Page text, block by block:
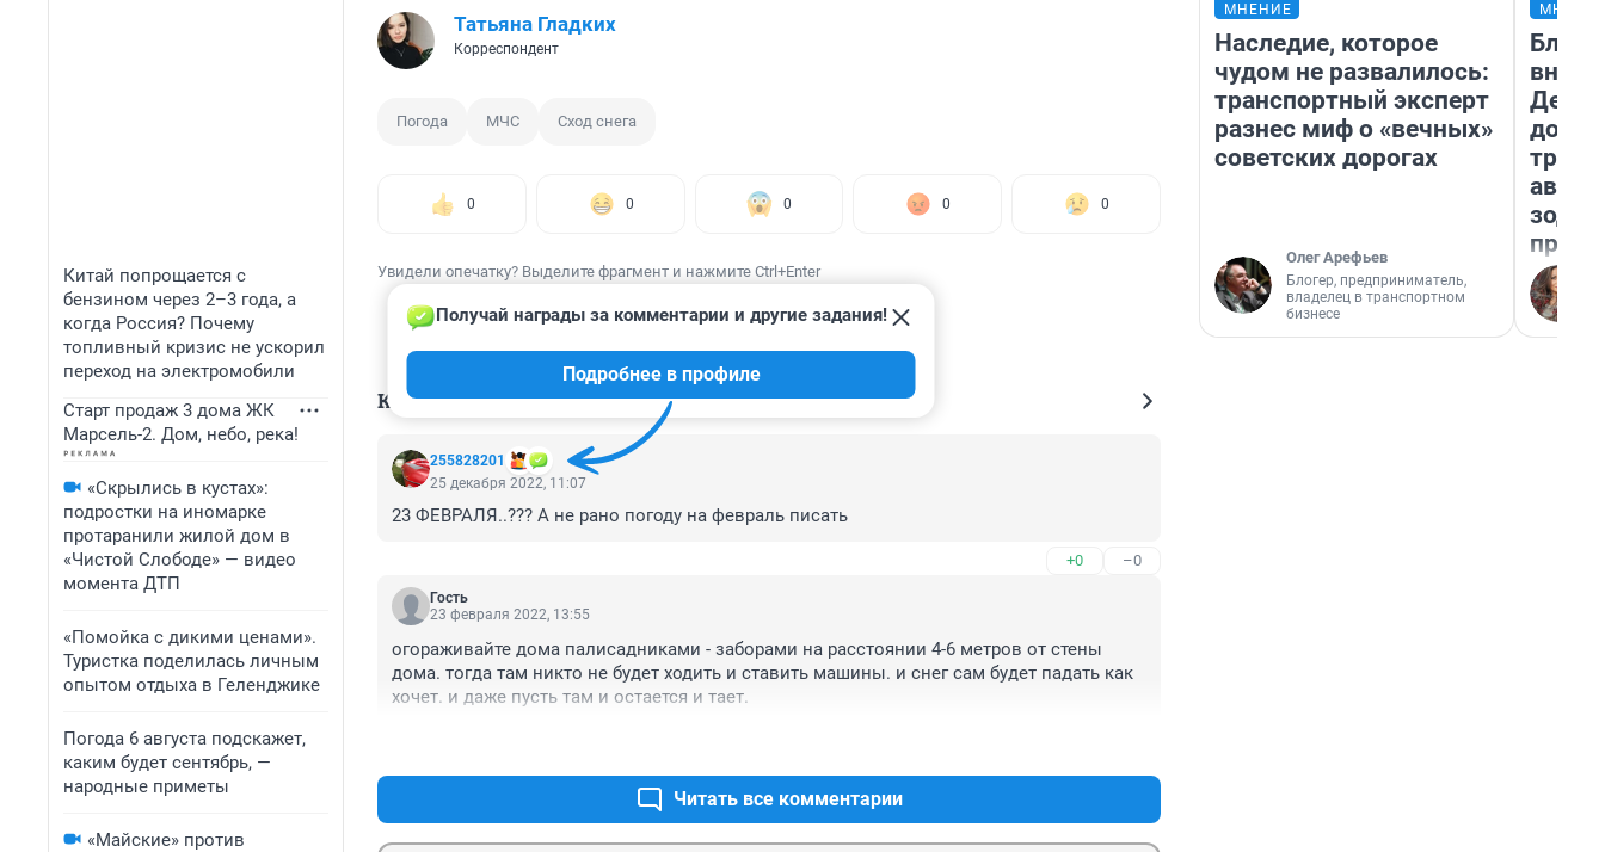
Китай попрощается с
бензином через 2–3 года, а
когда Россия? Почему
топливный кризис не ускорил
переход на электромобили
Старт продаж 3 дома ЖК
Марсель-2. Дом, небо, река!
«Скрылись в кустах»:
подростки на иномарке
протаранили жилой дом в
«Чистой Слободе» — видео
момента ДТП
«Помойка с дикими ценами».
Туристка поделилась личным
опытом отдыха в Геленджике
Погода 6 августа подскажет,
каким будет сентябрь, —
народные приметы
«Майские» против
Татьяна Гладких
Корреспондент
Погода МЧС Сход снега
0 0 0 0 0
Увидели опечатку? Выделите фрагмент и нажмите Ctrl+Enter
КОММЕНТАРИИ 19
255828201
Получай награды за комментарии и другие задания!
Подробнее в профиле
25 декабря 2022, 11:07
23 ФЕВРАЛЯ..??? А не рано погоду на февраль писать
+0 –0
Гость
23 февраля 2022, 13:55
огораживайте дома палисадниками - заборами на расстоянии 4-6 метров от стены
дома. тогда там никто не будет ходить и ставить машины. и снег сам будет падать как
хочет. и даже пусть там и остается и тает.
Читать все комментарии
МНЕНИЕ
Наследие, которое
чудом не развалилось:
транспортный эксперт
разнес миф о «вечных»
советских дорогах
Олег Арефьев
Блогер, предприниматель,
владелец в транспортном
бизнесе